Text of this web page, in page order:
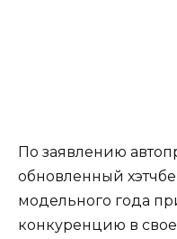
По заявлению
обновленный
модельного года
конкуренцию в